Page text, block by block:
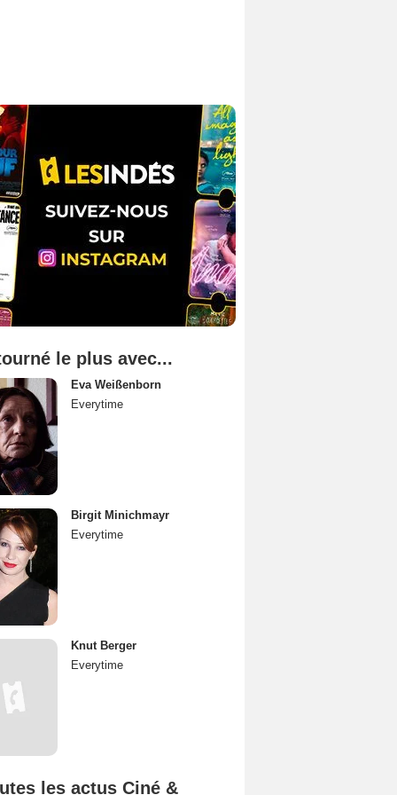
le plus avec...
Eva Weißenborn
Everytime
Birgit Minichmayr
Everytime
Knut Berger
Everytime
les actus Ciné &